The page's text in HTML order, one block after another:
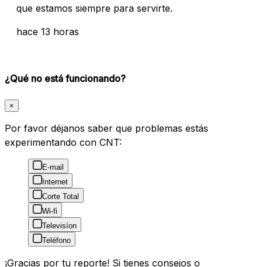
que estamos siempre para servirte.
hace 13 horas
¿Qué no está funcionando?
×
Por favor déjanos saber que problemas estás
experimentando con CNT:
E-mail
Internet
Corte Total
Wi-fi
Televisíon
Teléfono
¡Gracias por tu reporte! Si tienes consejos o